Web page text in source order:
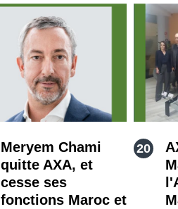
Meryem Chami
quitte AXA, et
cesse ses
fonctions Maroc et